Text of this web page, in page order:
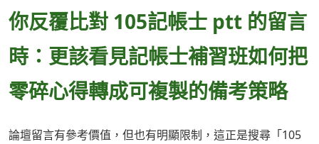
你反覆比對 105記帳士 ptt 的留言
時：更該看見記帳士補習班如何把
零碎心得轉成可複製的備考策略
論壇留言有參考價值，但也有明顯限制，這正是搜尋「105